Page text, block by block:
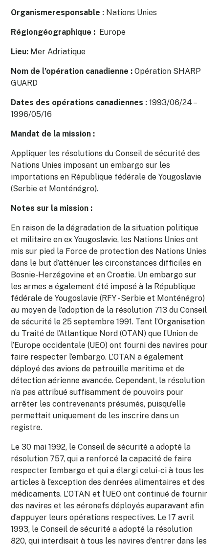
Organismeresponsable : Nations Unies
Régiongéographique : Europe
Lieu: Mer Adriatique
Nom de l’opération canadienne :Opération SHARP
GUARD
Dates des opérations canadiennes :1993/06/24 –
1996/05/16
Mandat de la mission :
Appliquer les résolutions du Conseil de sécurité des
Nations Unies imposant un embargo sur les
importations en République fédérale de Yougoslavie
(Serbie et Monténégro).
Notes sur la mission :
En raison de la dégradation de la situation politique
et militaire en ex Yougoslavie, les Nations Unies ont
mis sur pied la Force de protection des Nations Unies
dans le but d’atténuer les circonstances difficiles en
Bosnie-Herzégovine et en Croatie. Un embargo sur
les armes a également été imposé à la République
fédérale de Yougoslavie (RFY - Serbie et Monténégro)
au moyen de l’adoption de la résolution 713 du Conseil
de sécurité le 25 septembre 1991. Tant l’Organisation
du Traité de l’Atlantique Nord (OTAN) que l’Union de
l’Europe occidentale (UEO) ont fourni des navires pour
faire respecter l’embargo. L’OTAN a également
déployé des avions de patrouille maritime et de
détection aérienne avancée. Cependant, la résolution
n’a pas attribué suffisamment de pouvoirs pour
arrêter les contrevenants présumés, puisqu’elle
permettait uniquement de les inscrire dans un
registre.
Le 30 mai 1992, le Conseil de sécurité a adopté la
résolution 757, qui a renforcé la capacité de faire
respecter l’embargo et qui a élargi celui-ci à tous les
articles à l’exception des denrées alimentaires et des
médicaments. L’OTAN et l’UEO ont continué de fournir
des navires et les aéronefs déployés auparavant afin
d’appuyer leurs opérations respectives. Le 17 avril
1993, le Conseil de sécurité a adopté la résolution
820, qui interdisait à tous les navires d’entrer dans les